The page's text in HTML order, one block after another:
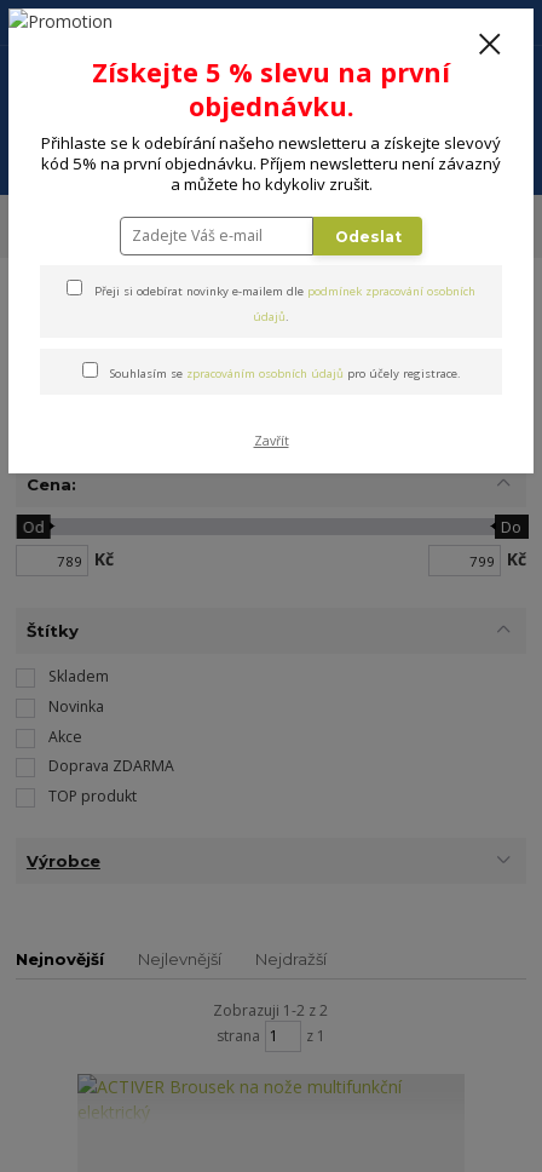
Menu
+420 602 494 600
Cena:
Kč
Od Do
Kč
Štítky
Skladem
Novinka
Akce
Doprava ZDARMA
TOP produkt
Výrobce
Nejnovější Nejlevnější Nejdražší
Zobrazuji 1-2 z 2
strana
z 1
Získejte 5 % slevu na první
objednávku.
Přihlaste se k odebírání našeho newsletteru a získejte slevový
kód 5% na první objednávku. Příjem newsletteru není závazný
a můžete ho kdykoliv zrušit.
Odeslat
Přeji si odebírat novinky e-mailem dle podmínek zpracování osobních
údajů.
Souhlasím se zpracováním osobních údajů pro účely registrace.
Zavřít